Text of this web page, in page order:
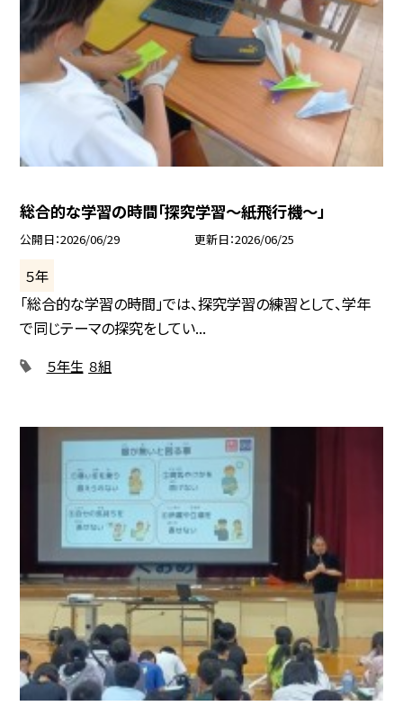
総合的な学習の時間「探究学習～紙飛行機～」
公開日 2026/06/29 更新日 2026/06/25
５年
「総合的な学習の時間」では、探究学習の練習として、学年
で同じテーマの探究をしてい...
５年生 ８組